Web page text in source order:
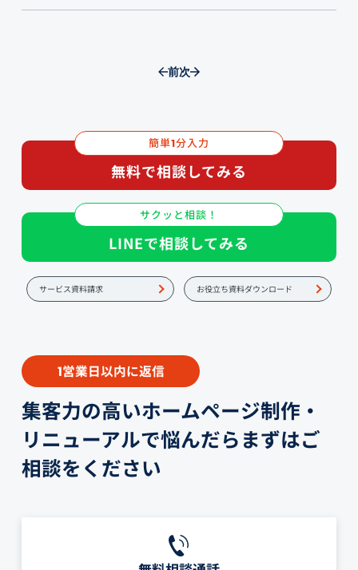
前次
簡単1分入力
無料で相談してみる
サクッと相談！
LINEで相談してみる
サービス資料請求 お役立ち資料ダウンロード
1営業日以内に返信
集客力の高いホームページ制作・
リニューアルで悩んだらまずはご
相談をください